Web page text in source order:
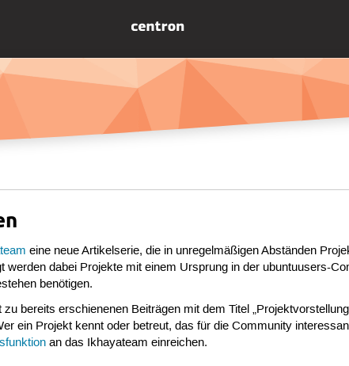
eine neue Artikelserie, die in unregelmäßigen Abständen
werden dabei Projekte mit einem Ursprung in der ubuntuusers-
benötigen.
bereits erschienenen Beiträgen mit dem Titel
ein Projekt kennt oder betreut, das für die Community
an das Ikhayateam einreichen.